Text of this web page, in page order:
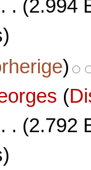
. . (2.994
)
(
. . (2.792